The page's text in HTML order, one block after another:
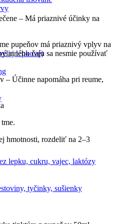
aj lepkové)
lepku, cukru, vajec, laktózy
tyčinky, sušienky
– Má priaznivé účinky na
pupeňov má priaznivý vplyv na
čaju sa nesmie používať
– Účinne napomáha pri reume,
hmotnosti, rozdeliť na 2–3